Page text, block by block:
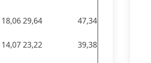
18,0629,64 47,34
14,0723,22 39,38